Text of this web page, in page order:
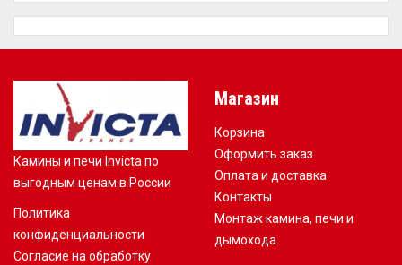
Камины и печи Invicta по
выгодным ценам в России
Политика
конфиденциальности
Согласие на обработку
Магазин
Корзина
Оформить заказ
Оплата и доставка
Контакты
Монтаж камина, печи и
дымохода